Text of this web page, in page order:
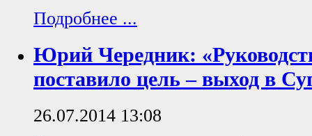
Подробнее ...
Юрий Чередник:
поставило цель – выход в
26.07.2014 13:08